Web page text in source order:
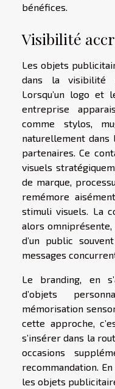
bénéfices.
Visibilité
Les objets
dans la visibilité
Lorsqu’un logo et
entreprise
comme stylos,
naturellement dans
partenaires. Ce
visuels
de marque,
remémore
stimuli visuels. La
alors
d’un public
messages
Le branding, en
d’objets
mémorisation
cette approche,
s’insérer dans la
occasions
recommandation.
les objets